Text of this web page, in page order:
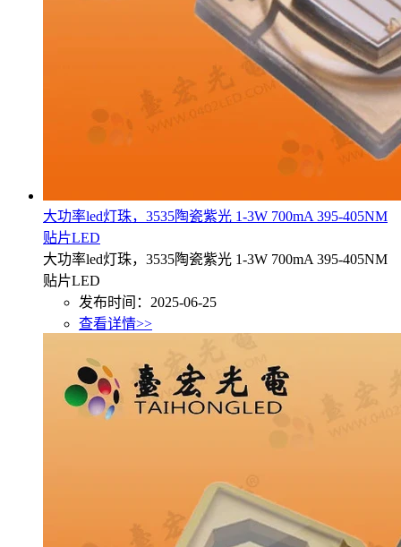
大功率led灯珠，3535陶瓷紫光 1-3W 700mA 395-405NM
贴片LED
大功率led灯珠，3535陶瓷紫光 1-3W 700mA 395-405NM
贴片LED
发布时间：2025-06-25
查看详情>>